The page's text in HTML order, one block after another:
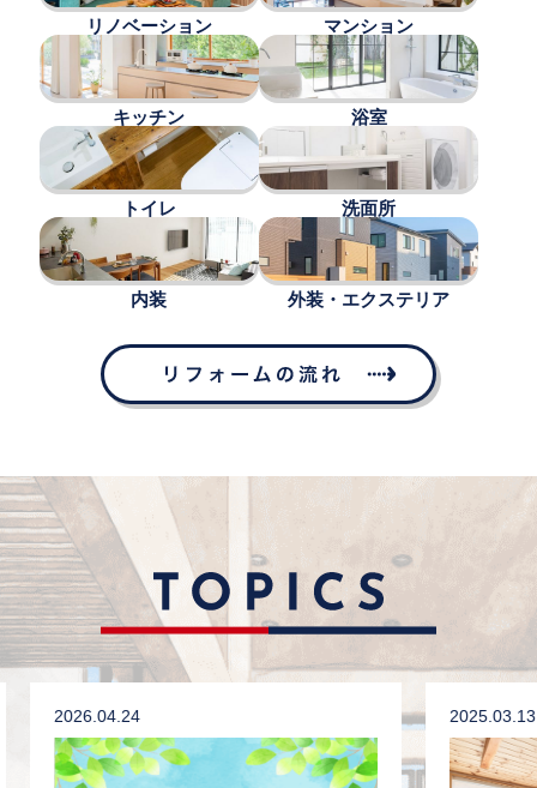
リノベーション マンション
キッチン 浴室
トイレ 洗面所
内装 外装・エクステリア
2026.04.24 2025.03.13